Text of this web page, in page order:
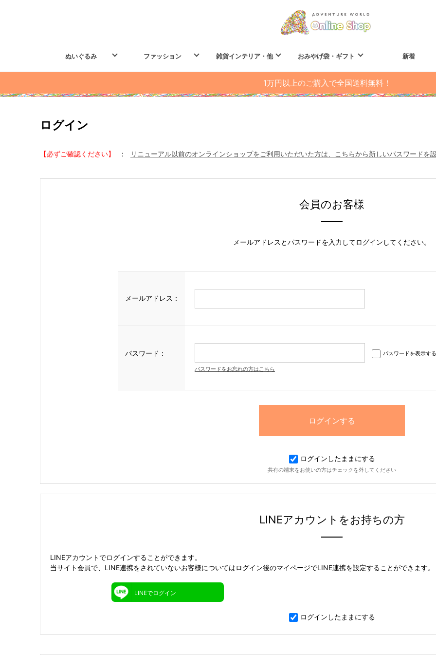
ぬいぐるみ ファッション 雑貨インテリア・他 おみやげ袋・ギフト 新着
1万円以上のご購入で全国送料無料！
ログイン
【必ずご確認ください】 : リニューアル以前のオンラインショップをご利用いただいた方は、こちらから新しいパスワードを
会員のお客様
メールアドレスとパスワードを入力してログインしてください。
メールアドレス：
パスワード： パスワードを表示する
パスワードをお忘れの方はこちら
ログインしたままにする
共有の端末をお使いの方はチェックを外してください
LINEアカウントをお持ちの方
LINEアカウントでログインすることができます。
当サイト会員で、LINE連携をされていないお客様についてはログイン後のマイページでLINE連携を設定することができます。
LINEでログイン
ログインしたままにする